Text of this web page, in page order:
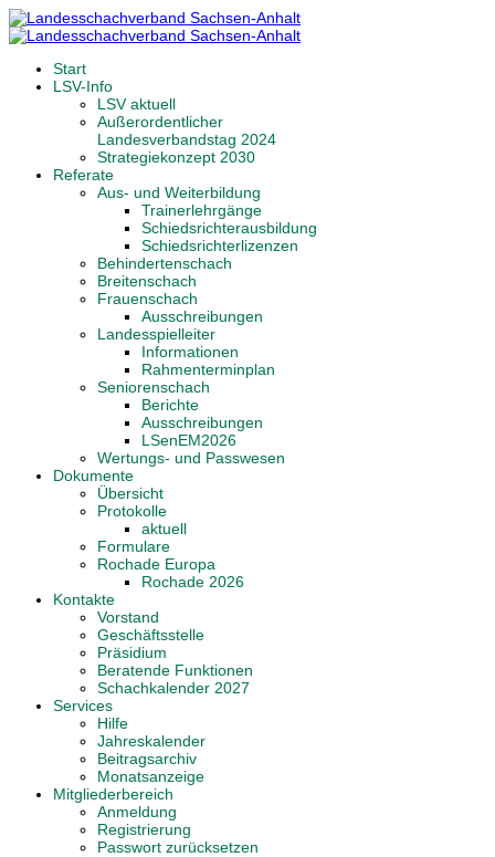
Start
LSV-Info
LSV aktuell
Außerordentlicher
Landesverbandstag 2024
Strategiekonzept 2030
Referate
Aus- und Weiterbildung
Trainerlehrgänge
Schiedsrichterausbildung
Schiedsrichterlizenzen
Behindertenschach
Breitenschach
Frauenschach
Ausschreibungen
Landesspielleiter
Informationen
Rahmenterminplan
Seniorenschach
Berichte
Ausschreibungen
LSenEM2026
Wertungs- und Passwesen
Dokumente
Übersicht
Protokolle
aktuell
Formulare
Rochade Europa
Rochade 2026
Kontakte
Vorstand
Geschäftsstelle
Präsidium
Beratende Funktionen
Schachkalender 2027
Services
Hilfe
Jahreskalender
Beitragsarchiv
Monatsanzeige
Mitgliederbereich
Anmeldung
Registrierung
Passwort zurücksetzen